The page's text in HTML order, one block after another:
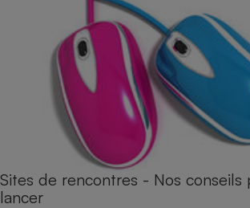
Sites de rencontres - Nos conseils
lancer